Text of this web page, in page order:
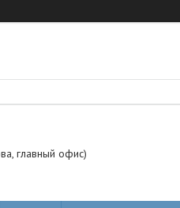
главный офис)